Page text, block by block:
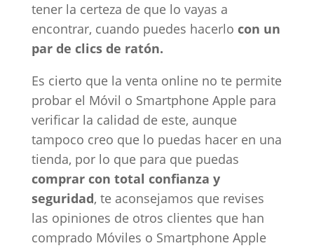
tener la certeza de que lo vayas a
encontrar, cuando puedes hacerlo con un
par de clics de ratón.
Es cierto que la venta online no te permite
probar el Móvil o Smartphone Apple para
verificar la calidad de este, aunque
tampoco creo que lo puedas hacer en una
tienda, por lo que para que puedas
comprar con total confianza y
seguridad, te aconsejamos que revises
las opiniones de otros clientes que han
comprado Móviles o Smartphone Apple